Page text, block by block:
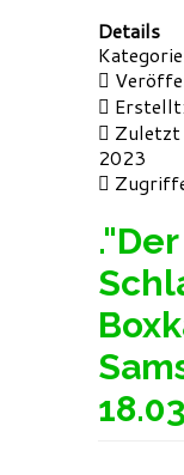
Details
Zuletzt
2023